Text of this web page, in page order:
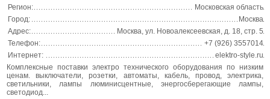
Регион:
Московская область
Город:
Москва
Адрес:
Москва, ул. Новоалексеевская, д. 18, стр. 5
Телефон:
+7 (926) 3557014
Интернет:
elektro-style.ru
Комплексные поставки электро технического оборудования по низким
ценам. выключатели, розетки, автоматы, кабель, провод, электрика,
светильники, лампы люминисцентные, энергосберегающие лампы,
светодиод...